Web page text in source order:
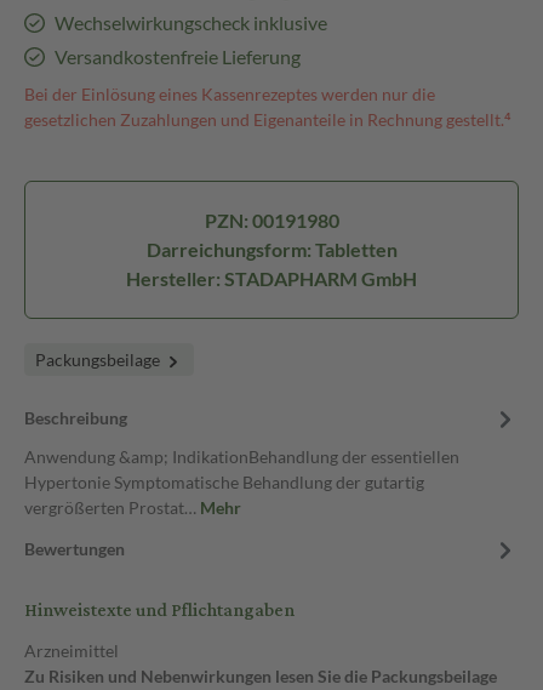
Wechselwirkungscheck inklusive
Versandkostenfreie Lieferung
Bei der Einlösung eines Kassenrezeptes werden nur die
gesetzlichen Zuzahlungen und Eigenanteile in Rechnung gestellt.⁴
PZN: 00191980
Darreichungsform: Tabletten
Hersteller: STADAPHARM GmbH
Packungsbeilage
Beschreibung
Anwendung &amp; IndikationBehandlung der essentiellen
Hypertonie Symptomatische Behandlung der gutartig
vergrößerten Prostat… Mehr
Bewertungen
Hinweistexte und Pflichtangaben
Arzneimittel
Zu Risiken und Nebenwirkungen lesen Sie die Packungsbeilage